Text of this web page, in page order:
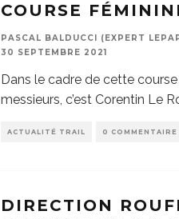
COURSE
PASCAL BALDUCCI (EXPERT
30 SEPTEMBRE 2021
Dans le cadre de cette
messieurs, c’est Corentin Le
ACTUALITÉ TRAIL 0 COMMENTAIRE
DIRECTION